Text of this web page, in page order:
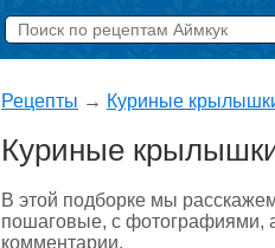
Рецепты → Куриные
Куриные крылышки
В этой подборке мы
пошаговые, с фотографиями,
комментарии.